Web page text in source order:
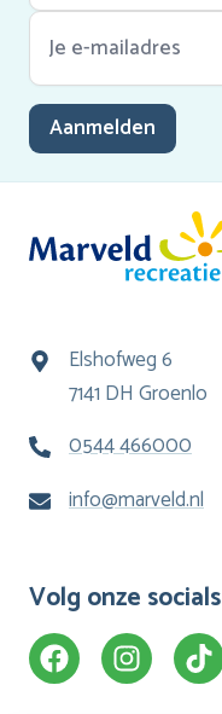
Aanmelden
Elshofweg 6
7141 DH Groenlo
0544 466000
info@marveld.nl
Volg onze socials